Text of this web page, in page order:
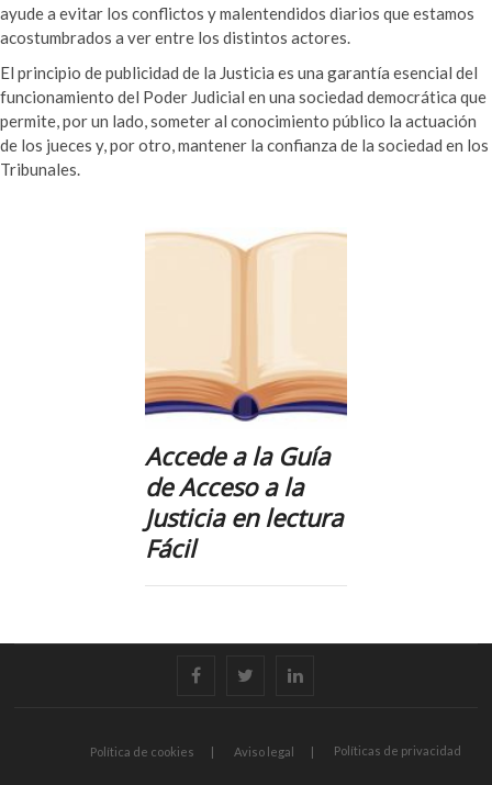
ayude a evitar los conflictos y malentendidos diarios que estamos
acostumbrados a ver entre los distintos actores.
El principio de publicidad de la Justicia es una garantía esencial del
funcionamiento del Poder Judicial en una sociedad democrática que
permite, por un lado, someter al conocimiento público la actuación
de los jueces y, por otro, mantener la confianza de la sociedad en los
Tribunales.
Accede a la Guía
de Acceso a la
Justicia en lectura
Fácil
facebook twitter linkedin
Política de cookies Aviso legal Políticas de privacidad